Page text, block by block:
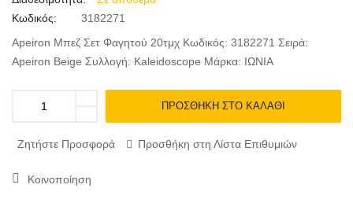
εικόνων
Κωδικός
3182271
Apeiron Μπεζ Σετ Φαγητού 20τμχ Κωδικός: 3182271 Σειρά:
Apeiron Beige Συλλογή: Kaleidoscope Μάρκα: ΙΩΝΙΑ
ΠΡΟΣΘΉΚΗ ΣΤΟ ΚΑΛΆΘΙ
Ζητήστε Προσφορά Προσθήκη στη Λίστα Επιθυμιών
Κοινοποίηση